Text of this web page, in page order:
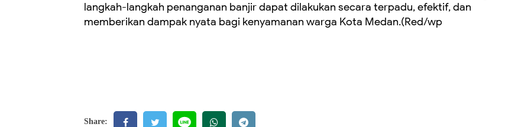
langkah-langkah penanganan banjir dapat dilakukan secara terpadu, efektif, dan
memberikan dampak nyata bagi kenyamanan warga Kota Medan.(Red/wp
Share: